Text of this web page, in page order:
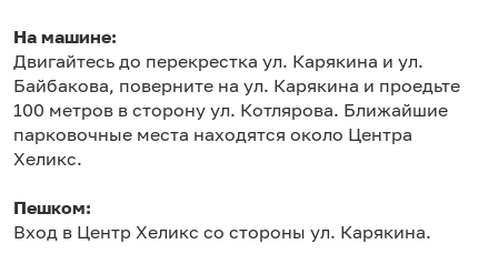
На машине:
Двигайтесь до перекрестка ул. Карякина и ул.
Байбакова, поверните на ул. Карякина и проедьте
100 метров в сторону ул. Котлярова. Ближайшие
парковочные места находятся около Центра
Хеликс.
Пешком:
Вход в Центр Хеликс со стороны ул. Карякина.